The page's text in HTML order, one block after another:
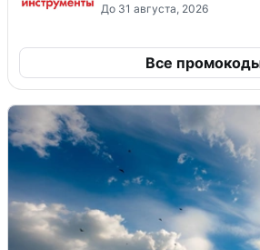
До 31 августа, 2026
Все